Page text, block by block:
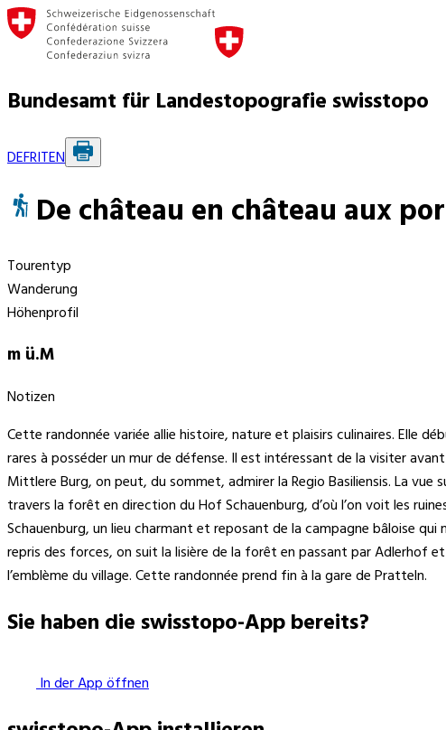
Bundesamt für Landestopografie swisstopo
DEFRITEN
De château en château aux
Tourentyp
Wanderung
Höhenprofil
m ü.M
Notizen
Cette randonnée variée allie histoire, nature et plaisirs culinaires. Elle
rares à posséder un mur de défense. Il est intéressant de la visiter
Mittlere Burg, on peut, du sommet, admirer la Regio Basiliensis. La vue
travers la forêt en direction du Hof Schauenburg, d’où l’on voit les
Schauenburg, un lieu charmant et reposant de la campagne bâloise
repris des forces, on suit la lisière de la forêt en passant par Adlerhof
l’emblème du village. Cette randonnée prend fin à la gare de Pratteln.
Sie haben die swisstopo-App bereits?
In der App öffnen